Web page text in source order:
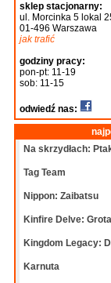
sklep stacjonarny:
ul. Morcinka 5 lokal
01-496 Warszawa
jak trafić
godziny pracy:
pon-pt: 11-19
sob: 11-15
odwiedź nas:
Na skrzydłach:
Tag Team
Nippon: Zaibatsu
Kinfire Delve: Grota
Kingdom Legacy:
Karnuta